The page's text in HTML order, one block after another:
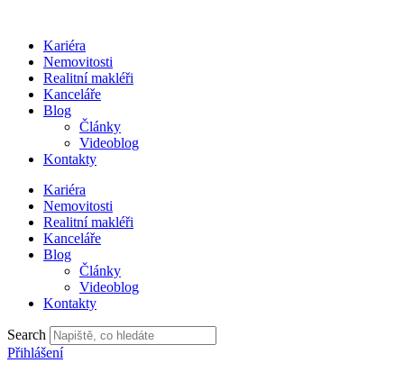
obsahuKariéra
Nemovitosti
Realitní makléři
Kanceláře
Blog
Články
Videoblog
Kontakty
Kariéra
Nemovitosti
Realitní makléři
Kanceláře
Blog
Články
Videoblog
Kontakty
Search
Přihlášení